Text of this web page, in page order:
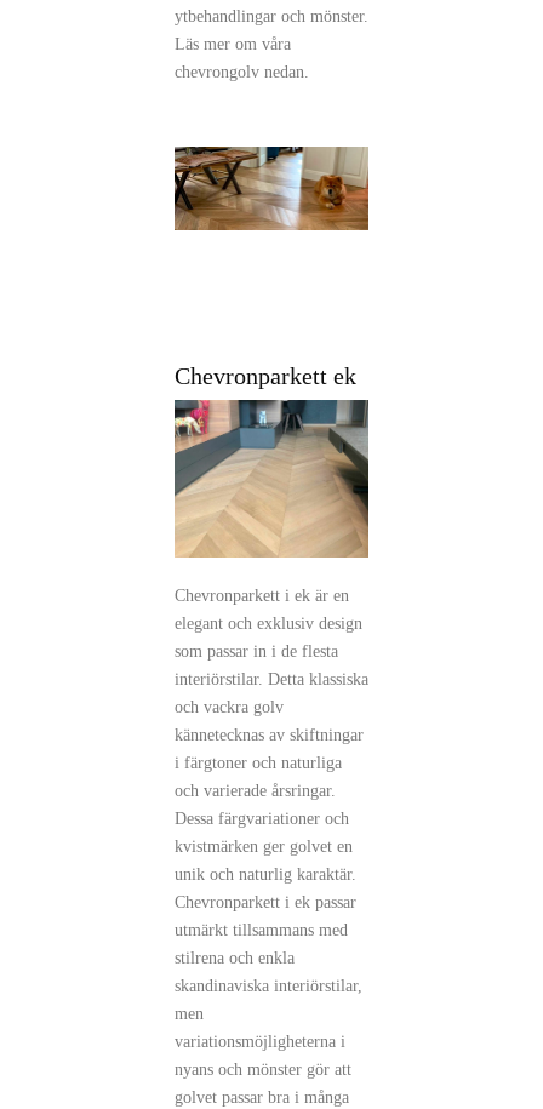
ytbehandlingar och mönster.
Läs mer om våra
chevrongolv nedan.
Chevronparkett ek
Chevronparkett i ek är en
elegant och exklusiv design
som passar in i de flesta
interiörstilar. Detta klassiska
och vackra golv
kännetecknas av skiftningar
i färgtoner och naturliga
och varierade årsringar.
Dessa färgvariationer och
kvistmärken ger golvet en
unik och naturlig karaktär.
Chevronparkett i ek passar
utmärkt tillsammans med
stilrena och enkla
skandinaviska interiörstilar,
men
variationsmöjligheterna i
nyans och mönster gör att
golvet passar bra i många